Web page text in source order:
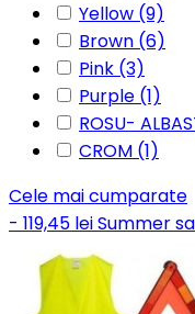
Yellow (9)
Brown (6)
Pink (3)
Purple (1)
ROSU-
CROM (1)
Cele mai cumparate
- 119,45 leiSummer